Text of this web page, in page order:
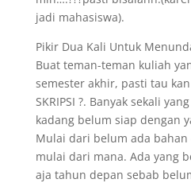
jadi mahasiswa).
Pikir Dua Kali Untuk
Buat teman-teman kuliah
semester akhir, pasti tau
SKRIPSI ?. Banyak sekali
kadang belum siap dengan
Mulai dari belum ada
mulai dari mana. Ada yang
aja tahun depan sebab